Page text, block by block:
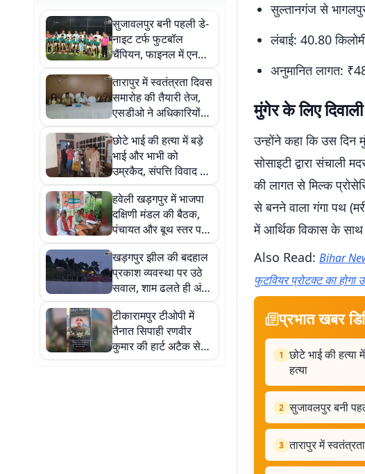
सुजावलपुर बनी पहली डे-
नाइट टर्फ फुटबॉल
चैंपियन, फाइनल में एनसी
बरदह को 2-0 से हराया
तारापुर में स्वतंत्रता दिवस
समारोह की तैयारी तेज,
एसडीओ ने अधिकारियों
को सौंपी जिम्मेदारियां
छोटे भाई की हत्या में बड़े
भाई और भाभी को
उम्रकैद, संपत्ति विवाद में
2024 में हुई थी गोली
मारकर हत्या
हवेली खड़गपुर में भाजपा
दक्षिणी मंडल की बैठक,
पंचायत और बूथ स्तर पर
संगठन मजबूत करने पर
जोर
खड़गपुर झील की बदहाल
प्रकाश व्यवस्था पर उठे
सवाल, शाम ढलते ही अंधेरे
में डूबता पर्यटन स्थल
टीकारामपुर टीओपी में
तैनात सिपाही रणवीर
कुमार की हार्ट अटैक से
मौत, पुलिस महकमे में शोक
सुल्तानगंज से
लंबाई: 40.80
अनुमानित लागत:
मुंगेर के लिए
उन्होंने कहा कि उस दिन
सोसाइटी द्वारा
की लागत से मिल्क
से बनने वाला गंगा पथ
में आर्थिक विकास के साथ
Also Read: Bihar
फुटवियर प्रोटक्ट का होगा
प्रभात खबर
1 छोटे भाई की हत्या
हत्या
2 सुजावलपुर बनी
3 तारापुर में